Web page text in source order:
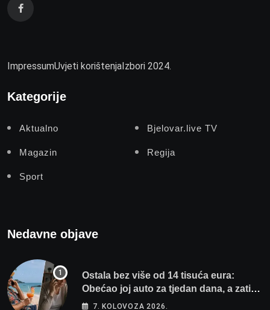
ImpressumUvjeti korištenjaIzbori 2024.
Kategorije
Aktualno Bjelovar.live TV
Magazin Regija
Sport
Nedavne objave
Ostala bez više od 14 tisuća eura:
Obećao joj auto za tjedan dana, a zatim
izmišljao opravdanja
7. KOLOVOZA 2026.